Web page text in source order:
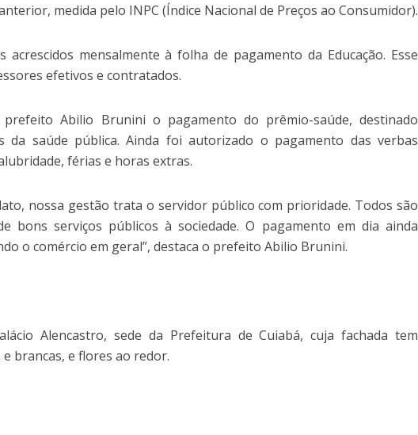
medida pelo INPC (Índice Nacional de Preços ao Consumidor).
mensalmente à folha de pagamento da Educação. Esse
efetivos e contratados.
Abilio Brunini o pagamento do prêmio-saúde, destinado
da saúde pública. Ainda foi autorizado o pagamento das verbas
férias e horas extras.
nossa gestão trata o servidor público com prioridade. Todos são
bons serviços públicos à sociedade. O pagamento em dia ainda
o comércio em geral”, destaca o prefeito Abilio Brunini.
Alencastro, sede da Prefeitura de Cuiabá, cuja fachada tem
brancas, e flores ao redor.